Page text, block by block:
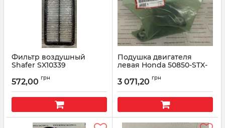
Фильтр воздушный
Shafer SX10339
572,00 грн
Подушка двигателя
левая Honda 50850-STX-
Артикул: 50850STXA05
3 071,20 грн